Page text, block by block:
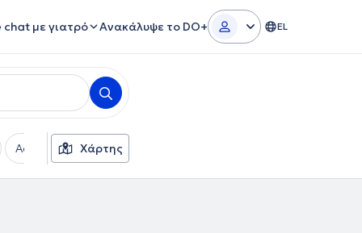
chat με γιατρό Ανακάλυψε το DO+ EL
Ασφαλιστικές εταιρείες
Χάρτης